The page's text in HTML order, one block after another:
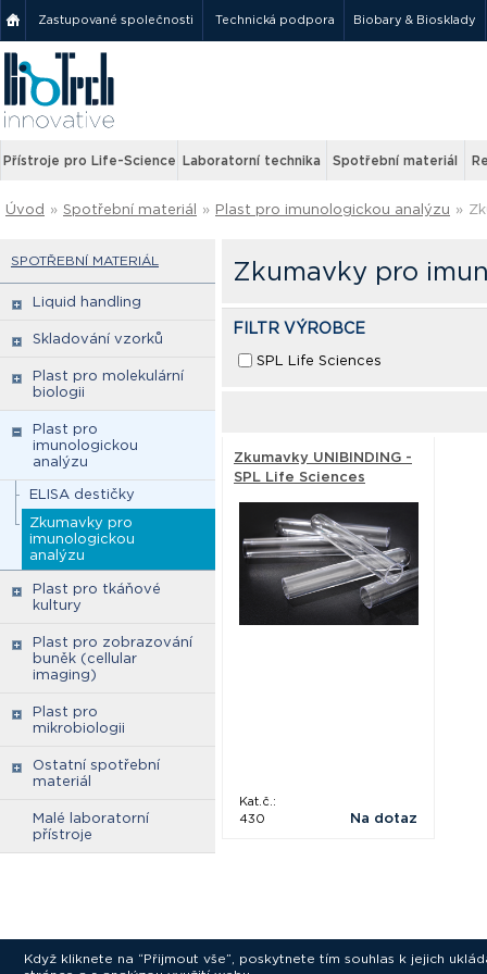
Zastupované společnosti Technická podpora Biobary & Biosklady
Přístroje pro Life-Science Laboratorní technika Spotřební materiál
Úvod » Spotřební materiál » Plast pro imunologickou analýzu »
SPOTŘEBNÍ MATERIÁL
Liquid handling
Skladování vzorků
Plast pro molekulární
biologii
Plast pro
imunologickou
analýzu
ELISA destičky
Zkumavky pro
imunologickou
analýzu
Plast pro tkáňové
kultury
Plast pro zobrazování
buněk (cellular
imaging)
Plast pro
mikrobiologii
Ostatní spotřební
materiál
Malé laboratorní
přístroje
Zkumavky pro
FILTR VÝROBCE
SPL Life Sciences
Zkumavky UNIBINDING -
SPL Life Sciences
Kat.č.:
430
Na dotaz
Když kliknete na “Přijmout vše”, poskytnete tím souhlas k jejich